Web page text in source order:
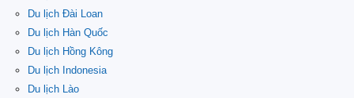
Du lịch Đài Loan
Du lịch Hàn Quốc
Du lịch Hồng Kông
Du lịch Indonesia
Du lịch Lào